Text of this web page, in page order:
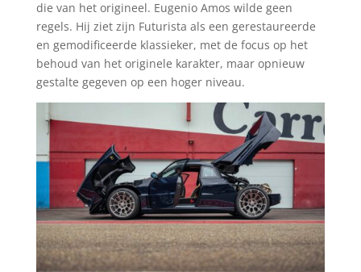
die van het origineel. Eugenio Amos wilde geen
regels. Hij ziet zijn Futurista als een gerestaureerde
en gemodificeerde klassieker, met de focus op het
behoud van het originele karakter, maar opnieuw
gestalte gegeven op een hoger niveau.